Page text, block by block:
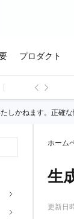
しかねます。正確
ホーム
生
更新日